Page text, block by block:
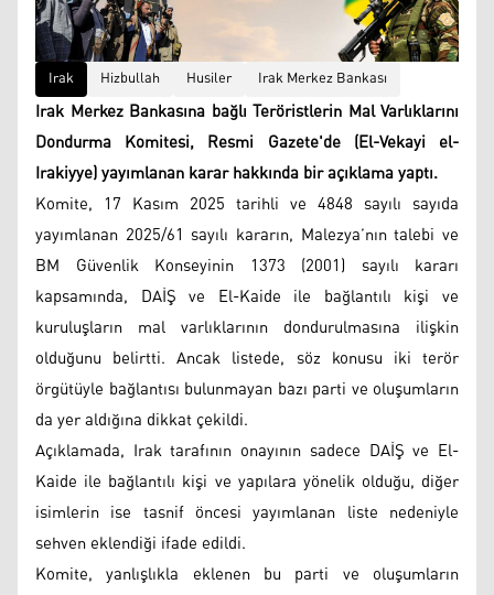
Irak Hizbullah Husiler Irak Merkez Bankası
Irak Merkez Bankasına bağlı Teröristlerin Mal Varlıklarını
Dondurma Komitesi, Resmi Gazete'de (El-Vekayi el-
Irakiyye) yayımlanan karar hakkında bir açıklama yaptı.
Komite, 17 Kasım 2025 tarihli ve 4848 sayılı sayıda
yayımlanan 2025/61 sayılı kararın, Malezya’nın talebi ve
BM Güvenlik Konseyinin 1373 (2001) sayılı kararı
kapsamında, DAİŞ ve El-Kaide ile bağlantılı kişi ve
kuruluşların mal varlıklarının dondurulmasına ilişkin
olduğunu belirtti. Ancak listede, söz konusu iki terör
örgütüyle bağlantısı bulunmayan bazı parti ve oluşumların
da yer aldığına dikkat çekildi.
Açıklamada, Irak tarafının onayının sadece DAİŞ ve El-
Kaide ile bağlantılı kişi ve yapılara yönelik olduğu, diğer
isimlerin ise tasnif öncesi yayımlanan liste nedeniyle
sehven eklendiği ifade edildi.
Komite, yanlışlıkla eklenen bu parti ve oluşumların